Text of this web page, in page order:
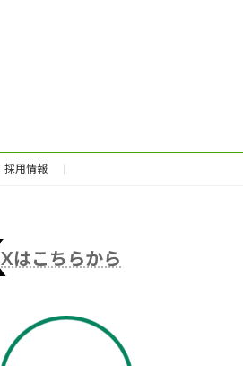
採用情報
Xはこちらから